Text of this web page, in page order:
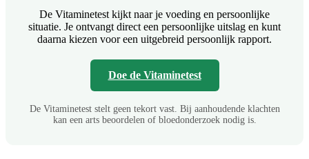
De Vitaminetest kijkt naar je voeding en persoonlijke
situatie. Je ontvangt direct een persoonlijke uitslag en kunt
daarna kiezen voor een uitgebreid persoonlijk rapport.
Doe de Vitaminetest
De Vitaminetest stelt geen tekort vast. Bij aanhoudende klachten
kan een arts beoordelen of bloedonderzoek nodig is.